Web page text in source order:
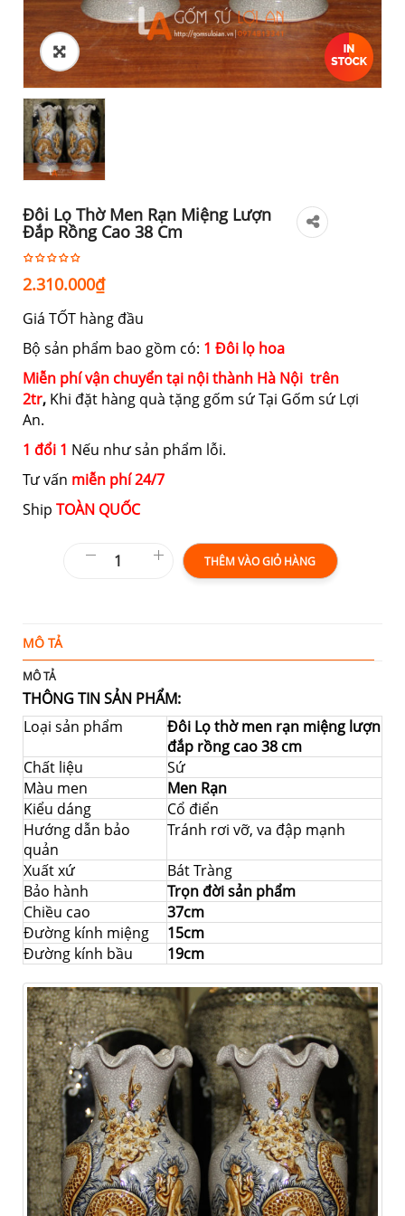
Đôi Lọ Thờ Men Rạn Miệng Lượn
Đắp Rồng Cao 38 Cm
2.310.000₫
Giá TỐT hàng đầu
Bộ sản phẩm bao gồm có: 1 Đôi lọ hoa
Miễn phí vận chuyển tại nội thành Hà Nội trên
2tr, Khi đặt hàng quà tặng gốm sứ Tại Gốm sứ Lợi
An.
1 đổi 1 Nếu như sản phẩm lỗi.
Tư vấn miễn phí 24/7
Ship TOÀN QUỐC
THÊM VÀO GIỎ HÀNG
MÔ TẢ
MÔ TẢ
THÔNG TIN SẢN PHẨM:
Loại sản phẩm
Đôi Lọ thờ men rạn miệng lượn
đắp rồng cao 38 cm
Chất liệu
Sứ
Màu men
Men Rạn
Kiểu dáng
Cổ điển
Hướng dẫn bảo
quản
Tránh rơi vỡ, va đập mạnh
Xuất xứ
Bát Tràng
Bảo hành
Trọn đời sản phẩm
Chiều cao
37cm
Đường kính miệng
15cm
Đường kính bầu
19cm